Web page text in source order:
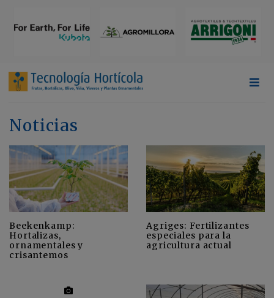
Noticias
Beekenkamp:
Hortalizas,
ornamentales y
crisantemos
Agriges: Fertilizantes
especiales para la
agricultura actual